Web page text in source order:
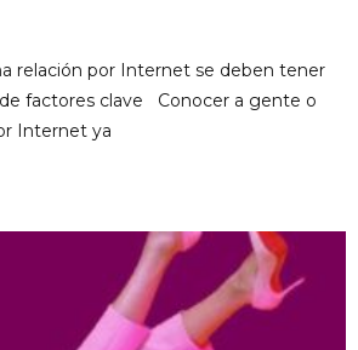
relación por Internet se deben tener
factores clave Conocer a gente o
Internet ya